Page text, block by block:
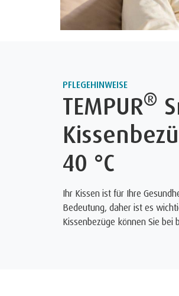
PFLEGEHINWEISE
TEMPUR®
40 °C
Ihr Kissen ist für Ihre
Bedeutung, daher ist es
Kissenbezüge können Sie bei